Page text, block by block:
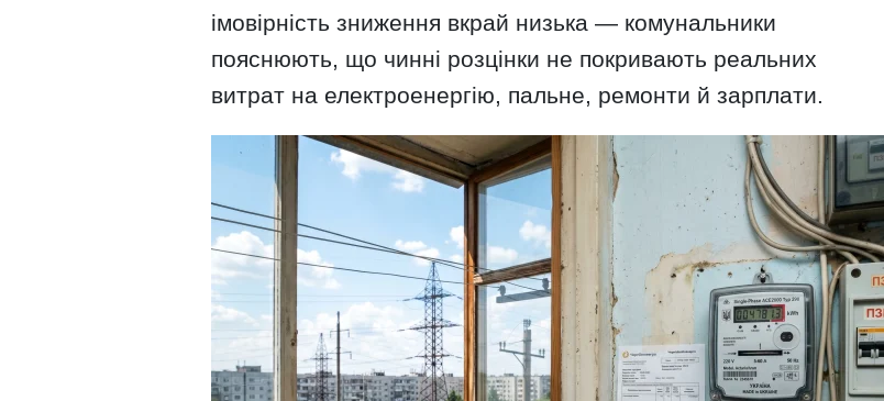
імовірність зниження вкрай низька — комунальники
пояснюють, що чинні розцінки не покривають реальних
витрат на електроенергію, пальне, ремонти й зарплати.